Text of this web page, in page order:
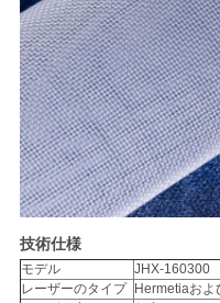
技術仕様
モデル
JHX-160300
レーザーのタイプ
Hermetiaお